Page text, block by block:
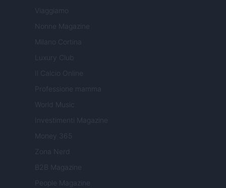
Viaggiamo
Nonne Magazine
Milano Cortina
Luxury Club
Il Calcio Online
Professione mamma
World Music
Investimenti Magazine
Money 365
Zona Nerd
B2B Magazine
People Magazine